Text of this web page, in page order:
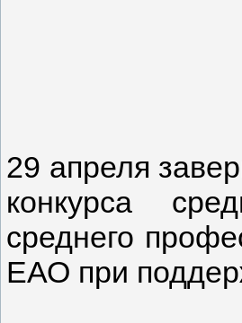
29 апреля
конкурса
среднего
ЕАО при